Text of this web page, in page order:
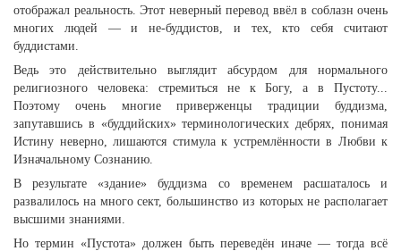
отображал реальность. Этот неверный перевод ввёл в соблазн очень
многих людей — и не-буддистов, и тех, кто себя считают
буддистами.
Ведь это действительно выглядит абсурдом для нормального
религиозного человека: стремиться не к Богу, а в Пустоту...
Поэтому очень многие приверженцы традиции буддизма,
запутавшись в «буддийских» терминологических дебрях, понимая
Истину неверно, лишаются стимула к устремлённости в Любви к
Изначальному Сознанию.
В результате «здание» буддизма со временем расшаталось и
развалилось на много сект, большинство из которых не располагает
высшими знаниями.
Но термин «Пустота» должен быть переведён иначе — тогда всё